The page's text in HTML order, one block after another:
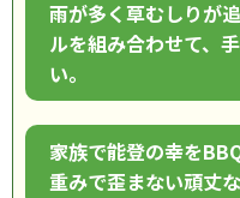
雨が多く草むしりが
ルを組み合わせて、
い。
家族で能登の幸を
重みで歪まない頑丈